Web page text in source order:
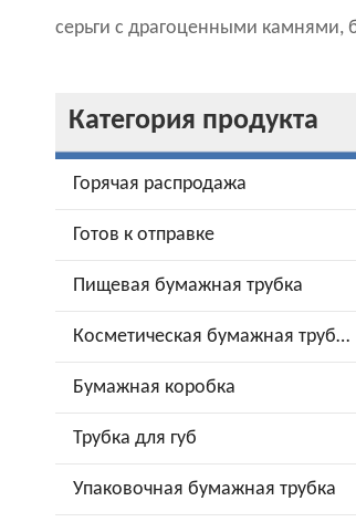
серьги с драгоценными камнями,
Категория продукта
Горячая распродажа
Готов к отправке
Пищевая бумажная трубка
Косметическая бумажная трубка
Бумажная коробка
Трубка для губ
Упаковочная бумажная трубка